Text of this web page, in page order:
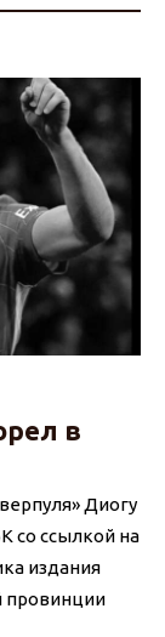
в
Диогу
со ссылкой на
издания
провинции